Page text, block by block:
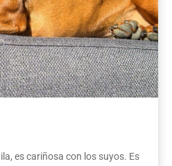
es cariñosa con los suyos. Es